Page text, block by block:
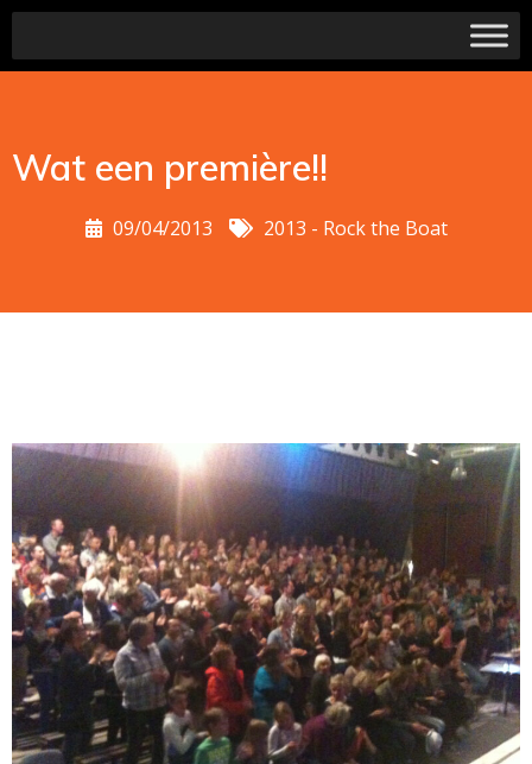
Wat een première!!
09/04/2013 2013 - Rock the Boat